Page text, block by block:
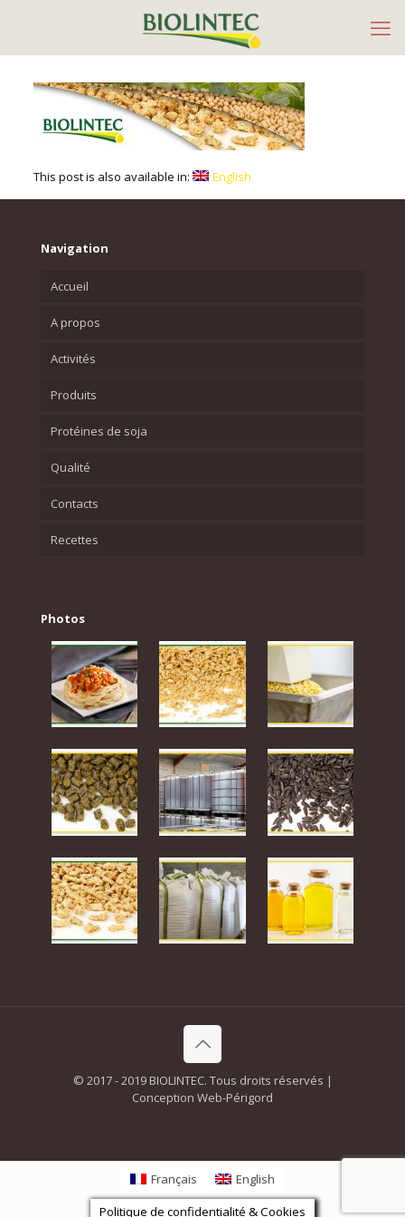
This post is also available in: English
Navigation
Accueil
A propos
Activités
Produits
Protéines de soja
Qualité
Contacts
Recettes
Photos
© 2017 - 2019 BIOLINTEC. Tous droits réservés |
Conception Web-Périgord
Politique de confidentialité & Cookies
Français English